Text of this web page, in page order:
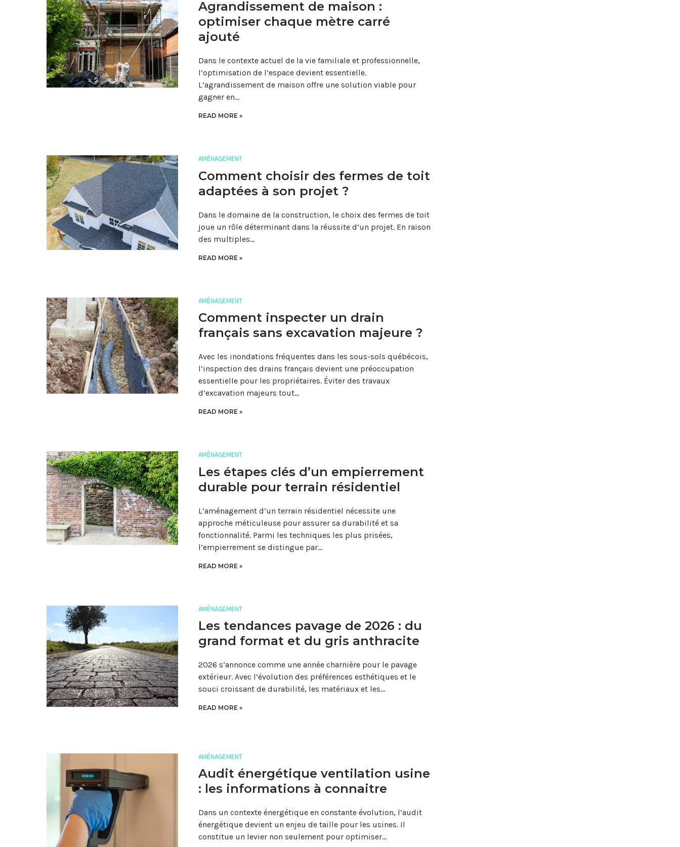
Agrandissement de maison :
optimiser chaque mètre carré
ajouté
Dans le contexte actuel de la vie familiale et professionnelle,
l’optimisation de l’espace devient essentielle.
L’agrandissement de maison offre une solution viable pour
gagner en…
READ MORE »
AMÉNAGEMENT
Comment choisir des fermes de toit
adaptées à son projet ?
Dans le domaine de la construction, le choix des fermes de toit
joue un rôle déterminant dans la réussite d’un projet. En raison
des multiples…
READ MORE »
AMÉNAGEMENT
Comment inspecter un drain
français sans excavation majeure ?
Avec les inondations fréquentes dans les sous-sols québécois,
l’inspection des drains français devient une préoccupation
essentielle pour les propriétaires. Éviter des travaux
d’excavation majeurs tout…
READ MORE »
AMÉNAGEMENT
Les étapes clés d’un empierrement
durable pour terrain résidentiel
L’aménagement d’un terrain résidentiel nécessite une
approche méticuleuse pour assurer sa durabilité et sa
fonctionnalité. Parmi les techniques les plus prisées,
l’empierrement se distingue par…
READ MORE »
AMÉNAGEMENT
Les tendances pavage de 2026 : du
grand format et du gris anthracite
2026 s’annonce comme une année charnière pour le pavage
extérieur. Avec l’évolution des préférences esthétiques et le
souci croissant de durabilité, les matériaux et les…
READ MORE »
AMÉNAGEMENT
Audit énergétique ventilation usine
: les informations à connaitre
Dans un contexte énergétique en constante évolution, l’audit
énergétique devient un enjeu de taille pour les usines. Il
constitue un levier non seulement pour optimiser…